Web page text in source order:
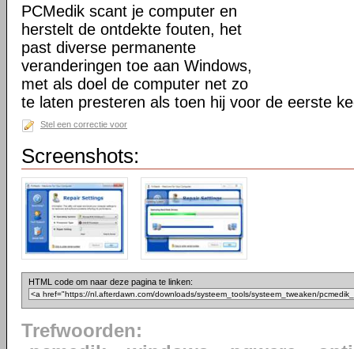
PCMedik scant je computer en
herstelt de ontdekte fouten, het
past diverse permanente
veranderingen toe aan Windows,
met als doel de computer net zo
te laten presteren als toen hij voor de eerste
Stel een correctie voor
Screenshots:
HTML code om naar deze pagina te linken:
Trefwoorden: